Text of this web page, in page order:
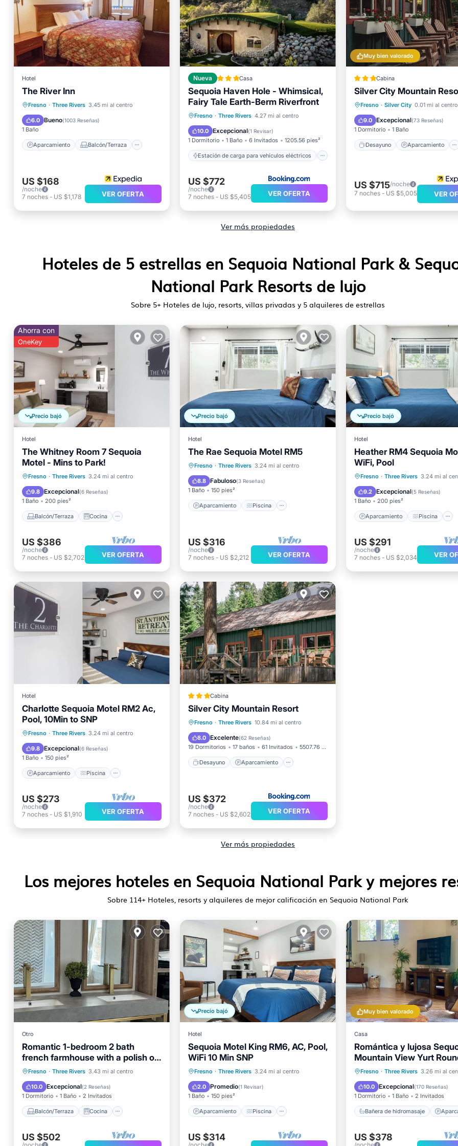
Hotel
The River Inn
Fresno · Three Rivers 3.45 mi al centro
6.0 Bueno(1003 Reseñas)
1 Baño
Aparcamiento Balcón/Terraza
Aparcamiento
Balcón/Terraza
Cocina
Aire acondicionado
US $168
/noche
7 noches - US $1,178 VER OFERTA
Nueva Casa
Sequoia Haven Hole - Whimsical,
Fairy Tale Earth-Berm Riverfront
Fresno · Three Rivers 4.27 mi al centro
10.0 Excepcional(1 Revisar)
1 Dormitorio 1 Baño 6 Invitados 1205.56 pies²
Estación de carga para vehículos eléctricos Aparcamiento
Estación de carga para vehículos eléctricos
Aparcamiento
Balcón/Terraza
Aire acondicionado
US $772
/noche
7 noches- US $5,405 VER OFERTA
Muy bien valorado
Cabina
Silver City Mountain
Fresno · Silver City 0.01 mi al centro
9.0 Excepcional(73 Reseñas)
1 Dormitorio 1 Baño
Desayuno Aparcamiento
Desayuno
Aparcamiento
Balcón/Terraza
Internet
US $715/noche
7 noches- US $5,005 VER
Ver más propiedades
Hoteles de 5 estrellas en Sequoia National Park &
National Park Resorts de lujo
Sobre 5+ Hoteles de lujo, resorts, villas privadas y 5 alquileres de estrellas
Precio bajó
Ahorra con
OneKey
Hotel
The Whitney Room 7 Sequoia
Motel - Mins to Park!
Fresno · Three Rivers 3.24 mi al centro
9.8 Excepcional(6 Reseñas)
1 Baño 200 pies²
Balcón/Terraza Cocina
Balcón/Terraza
Cocina
Aire acondicionado
US $386
/noche
7 noches - US $2,702 VER OFERTA
Precio bajó
Hotel
The Rae Sequoia Motel RM5
Fresno · Three Rivers 3.24 mi al centro
8.8 Fabuloso(3 Reseñas)
1 Baño 150 pies²
Aparcamiento Piscina
Aparcamiento
Piscina
Balcón/Terraza
Cocina
US $316
/noche
7 noches- US $2,212 VER OFERTA
Precio bajó
Hotel
Heather RM4 Sequoia
WiFi, Pool
Fresno · Three Rivers 3.24 mi al
9.2 Excepcional(5 Reseñas)
1 Baño 200 pies²
Aparcamiento Piscina
Aparcamiento
Piscina
Balcón/Terraza
Cocina
US $291
/noche
7 noches- US $2,034 VER
Hotel
Charlotte Sequoia Motel RM2 Ac,
Pool, 10Min to SNP
Fresno · Three Rivers 3.24 mi al centro
9.8 Excepcional(6 Reseñas)
1 Baño 150 pies²
Aparcamiento Piscina
Aparcamiento
Piscina
Balcón/Terraza
Cocina
US $273
/noche
7 noches - US $1,910 VER OFERTA
Cabina
Silver City Mountain Resort
Fresno · Three Rivers 10.84 mi al centro
8.0 Excelente(62 Reseñas)
19 Dormitorios 17 baños 61 Invitados 5507.76 pies²
Desayuno Aparcamiento
Desayuno
Aparcamiento
Balcón/Terraza
Internet
US $372
/noche
7 noches- US $2,602 VER OFERTA
Ver más propiedades
Los mejores hoteles en Sequoia National Park y mejores
Sobre 114+ Hoteles, resorts y alquileres de mejor calificación en Sequoia National Park
Otro
Romantic 1-bedroom 2 bath
french farmhouse with a polish of
a high end hotel.
Fresno · Three Rivers 3.43 mi al centro
10.0 Excepcional(2 Reseñas)
1 Dormitorio 1 Baño 2 Invitados
Balcón/Terraza Cocina
Balcón/Terraza
Cocina
Aire acondicionado
US $502
Precio bajó
Hotel
Sequoia Motel King RM6, AC, Pool,
WiFi 10 Min SNP
Fresno · Three Rivers 3.24 mi al centro
2.0 Promedio(1 Revisar)
1 Baño 150 pies²
Aparcamiento Piscina
Aparcamiento
Piscina
Balcón/Terraza
US $314
Muy bien valorado
Casa
Romántica y lujosa
Mountain View Yurt
~ Hermosas vistas a la
Fresno · Three Rivers 3.26 mi al
10.0 Excepcional(170 Reseñas)
1 Dormitorio 1 Baño 2 Invitados
Bañera de hidromasaje
Bañera de hidromasaje
Aparcamiento
Vista al
Balcón/Terraza
US $378